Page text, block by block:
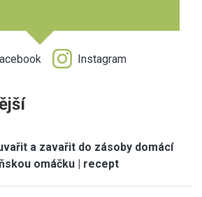
Instagram
a zavařit do zásoby domácí
omáčku | recept